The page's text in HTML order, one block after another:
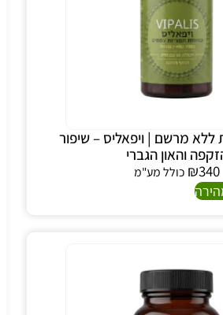
ללא מרשם | ויפאליס – שיפור
והאון הגברי
₪340
כולל מע"מ